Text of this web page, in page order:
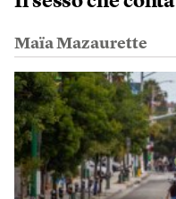
Maïa Mazaurette